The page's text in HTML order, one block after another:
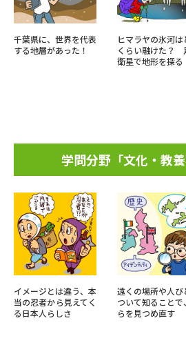
千葉県に、世界を代表
する地層があった！
ヒマラヤの氷河は
くらい融けた？
衛星で地形を探る
学問分野「文化・教
イメージとは違う、本
当の忍者から見えてく
る日本人らしさ
遠くの場所や人び
ついて知ることで
らを見つめ直す